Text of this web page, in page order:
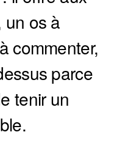
un os à
commenter,
parce
tenir un